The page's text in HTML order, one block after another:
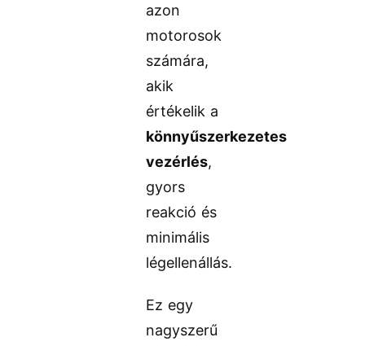
azon
motorosok
számára,
akik
értékelik a
könnyűszerkezetes
vezérlés,
gyors
reakció és
minimális
légellenállás.
Ez egy
nagyszerű